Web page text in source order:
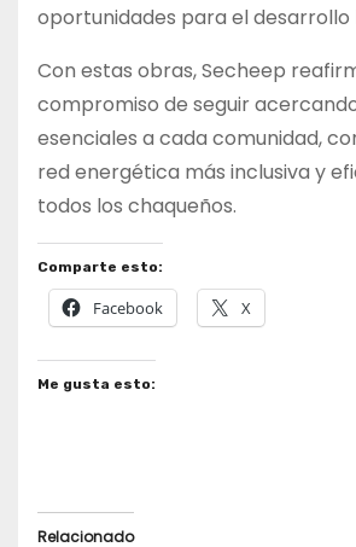
oportunidades para el desarrollo
Con estas obras, Secheep
compromiso de seguir
esenciales a cada comunidad,
red energética más inclusiva y
todos los chaqueños.
Comparte esto:
Facebook X
Me gusta esto:
Relacionado